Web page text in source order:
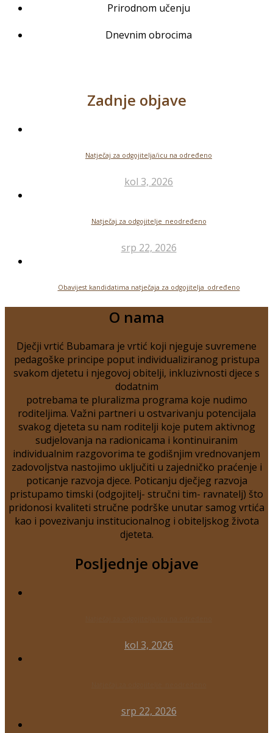
Prirodnom učenju
Dnevnim obrocima
Zadnje objave
Natječaj za odgojitelja/icu na određeno
kol 3, 2026
Natječaj za odgojitelje_neodređeno
srp 22, 2026
Obavijest kandidatima natječaja za odgojitelja_određeno
O nama
Dječji vrtić Bubamara je vrtić koji njeguje suvremene
pedagoške principe poput individualiziranog pristupa
svakom djetetu i njegovoj obitelji, inkluzivnosti djece s
dodatnim
potrebama te pluralizma programa koje nudimo
roditeljima. Važni partneri u ostvarivanju potencijala
svakog djeteta su nam roditelji koje putem aktivnog
sudjelovanja na radionicama i kontinuiranim
individualnim razgovorima te godišnjim vrednovanjem
zadovoljstva nastojimo uključiti u zajedničko praćenje i
poticanje razvoja djece. Poticanju dječjeg razvoja
pristupamo timski (odgojitelj- stručni tim- ravnatelj) što
pridonosi kvaliteti stručne podrške unutar samog vrtića
kao i povezivanju institucionalnog i obiteljskog života
djeteta.
Posljednje objave
kol 3, 2026
srp 22, 2026